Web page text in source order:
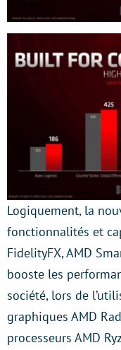
Logiquement, la
fonctionnalités et
FidelityFX, AMD
booste les
société, lors de
graphiques AMD
processeurs AMD